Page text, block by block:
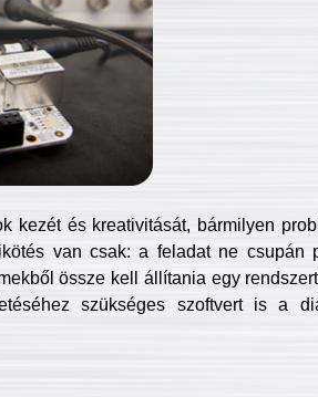
kezét és kreativitását, bármilyen
van csak: a feladat ne csupán
össze kell állítania egy
szükséges szoftvert is a